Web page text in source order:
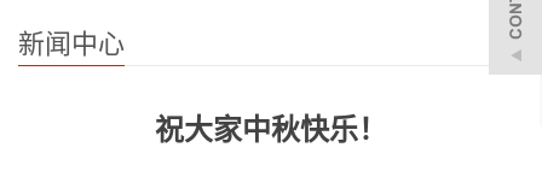
新闻中心
祝大家中秋快乐！